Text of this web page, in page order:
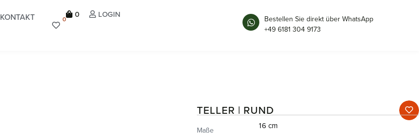
KONTAKT 0 0 LOGIN
Bestellen Sie direkt über WhatsApp
+49 6181 304 9173
TELLER | RUND
Maße 16 cm